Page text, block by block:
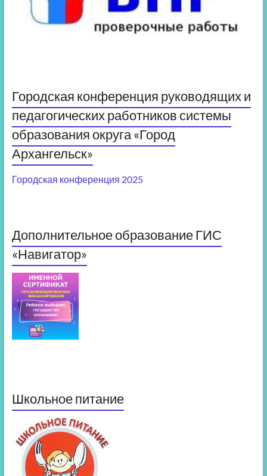
Городская конференция руководящих и
педагогических работников системы
образования округа «Город
Архангельск»
Городская конференция 2025
Дополнительное образование ГИС
«Навигатор»
Школьное питание